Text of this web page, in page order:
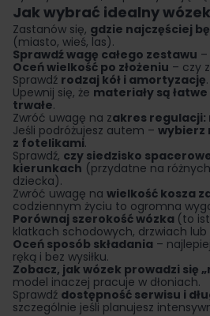
Jak wybrać idealny
Zastanów się, gdzie najczęściej
(miasto, wieś, las).
Sprawdź wagę całego zestawu
Oceń wielkość po złożeniu – czy
Sprawdź rodzaj kół i amortyzację.
Upewnij się, że materiały są
trwałe.
Zwróć uwagę na zakres regulacji:
Jeśli podróżujesz autem – wybierz
z fotelikami.
Sprawdź, czy siedzisko
kierunkach (przydatne na
dziecka).
Zwróć uwagę na wielkość kosza
codziennym życiu to ogromna
Porównaj szerokość wózka (to
klatkach schodowych, drzwiach lub
Oceń sposób składania –
ręką i bez wysiłku.
Zobacz, jak wózek prowadzi się
model inaczej pracuje w dłoniach.
Sprawdź dostępność serwisu i
szczególnie jeśli planujesz